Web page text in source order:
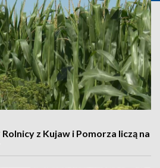
z Kujaw i Pomorza liczą na